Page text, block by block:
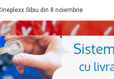
din 8 noiembrie Ce